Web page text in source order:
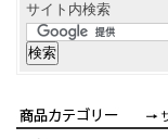
サイト内検索